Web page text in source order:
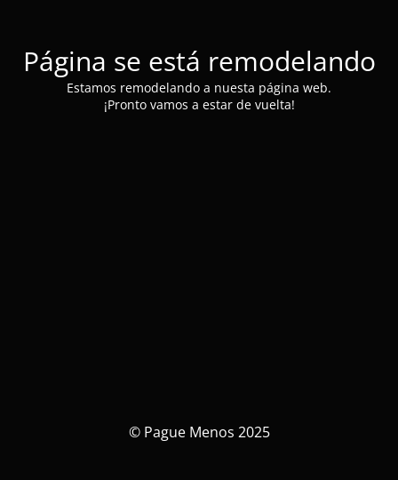
Página se está remodelando
Estamos remodelando a nuesta página web.
¡Pronto vamos a estar de vuelta!
© Pague Menos 2025